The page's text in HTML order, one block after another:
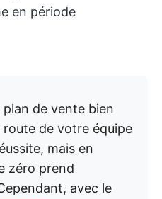
en période
plan de vente bien
de votre équipe
mais en
zéro prend
avec le